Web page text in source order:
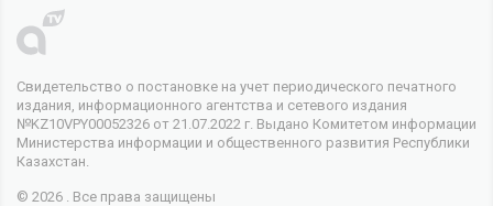
Свидетельство о постановке на учет периодического печатного
издания, информационного агентства и сетевого издания
№KZ10VPY00052326 от 21.07.2022 г. Выдано Комитетом информации
Министерства информации и общественного развития Республики
Казахстан.
© 2026 . Все права защищены